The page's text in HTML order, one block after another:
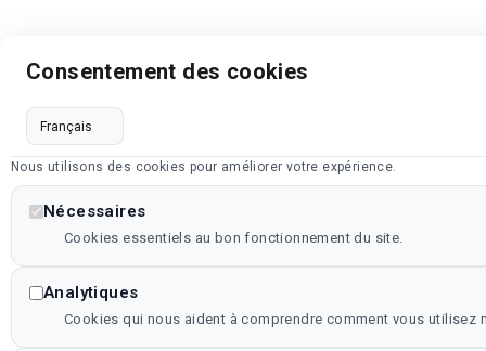
Consentement des cookies
Nous utilisons des cookies pour améliorer votre expérience.
Nécessaires
Cookies essentiels au bon fonctionnement du site.
Analytiques
Cookies qui nous aident à comprendre comment vous utilisez